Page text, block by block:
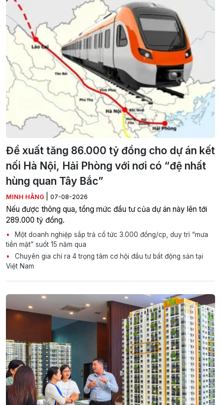
Đề xuất tăng 86.000 tỷ đồng cho dự án kết
nối Hà Nội, Hải Phòng với nơi có “đệ nhất
hùng quan Tây Bắc”
MINH HẰNG 07-08-2026
Nếu được thông qua, tổng mức đầu tư của dự án này lên tới
289.000 tỷ đồng.
Một doanh nghiệp sắp trả cổ tức 3.000 đồng/cp, duy trì “mưa
tiền mặt” suốt 15 năm qua
Chuyên gia chỉ ra 4 trọng tâm cơ hội đầu tư bất động sản tại
Việt Nam